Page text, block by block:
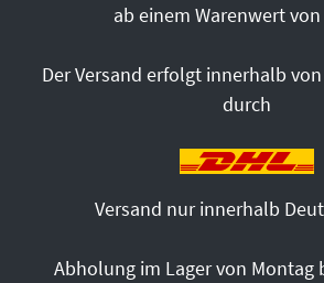
ab einem Warenwert von
Der Versand erfolgt innerhalb von
durch
Versand nur innerhalb
Abholung im Lager von Montag